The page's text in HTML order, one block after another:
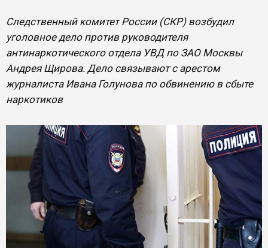
Следственный комитет России (СКР) возбудил
уголовное дело против руководителя
антинаркотического отдела УВД по ЗАО Москвы
Андрея Щирова. Дело связывают с арестом
журналиста Ивана Голунова по обвинению в сбыте
наркотиков